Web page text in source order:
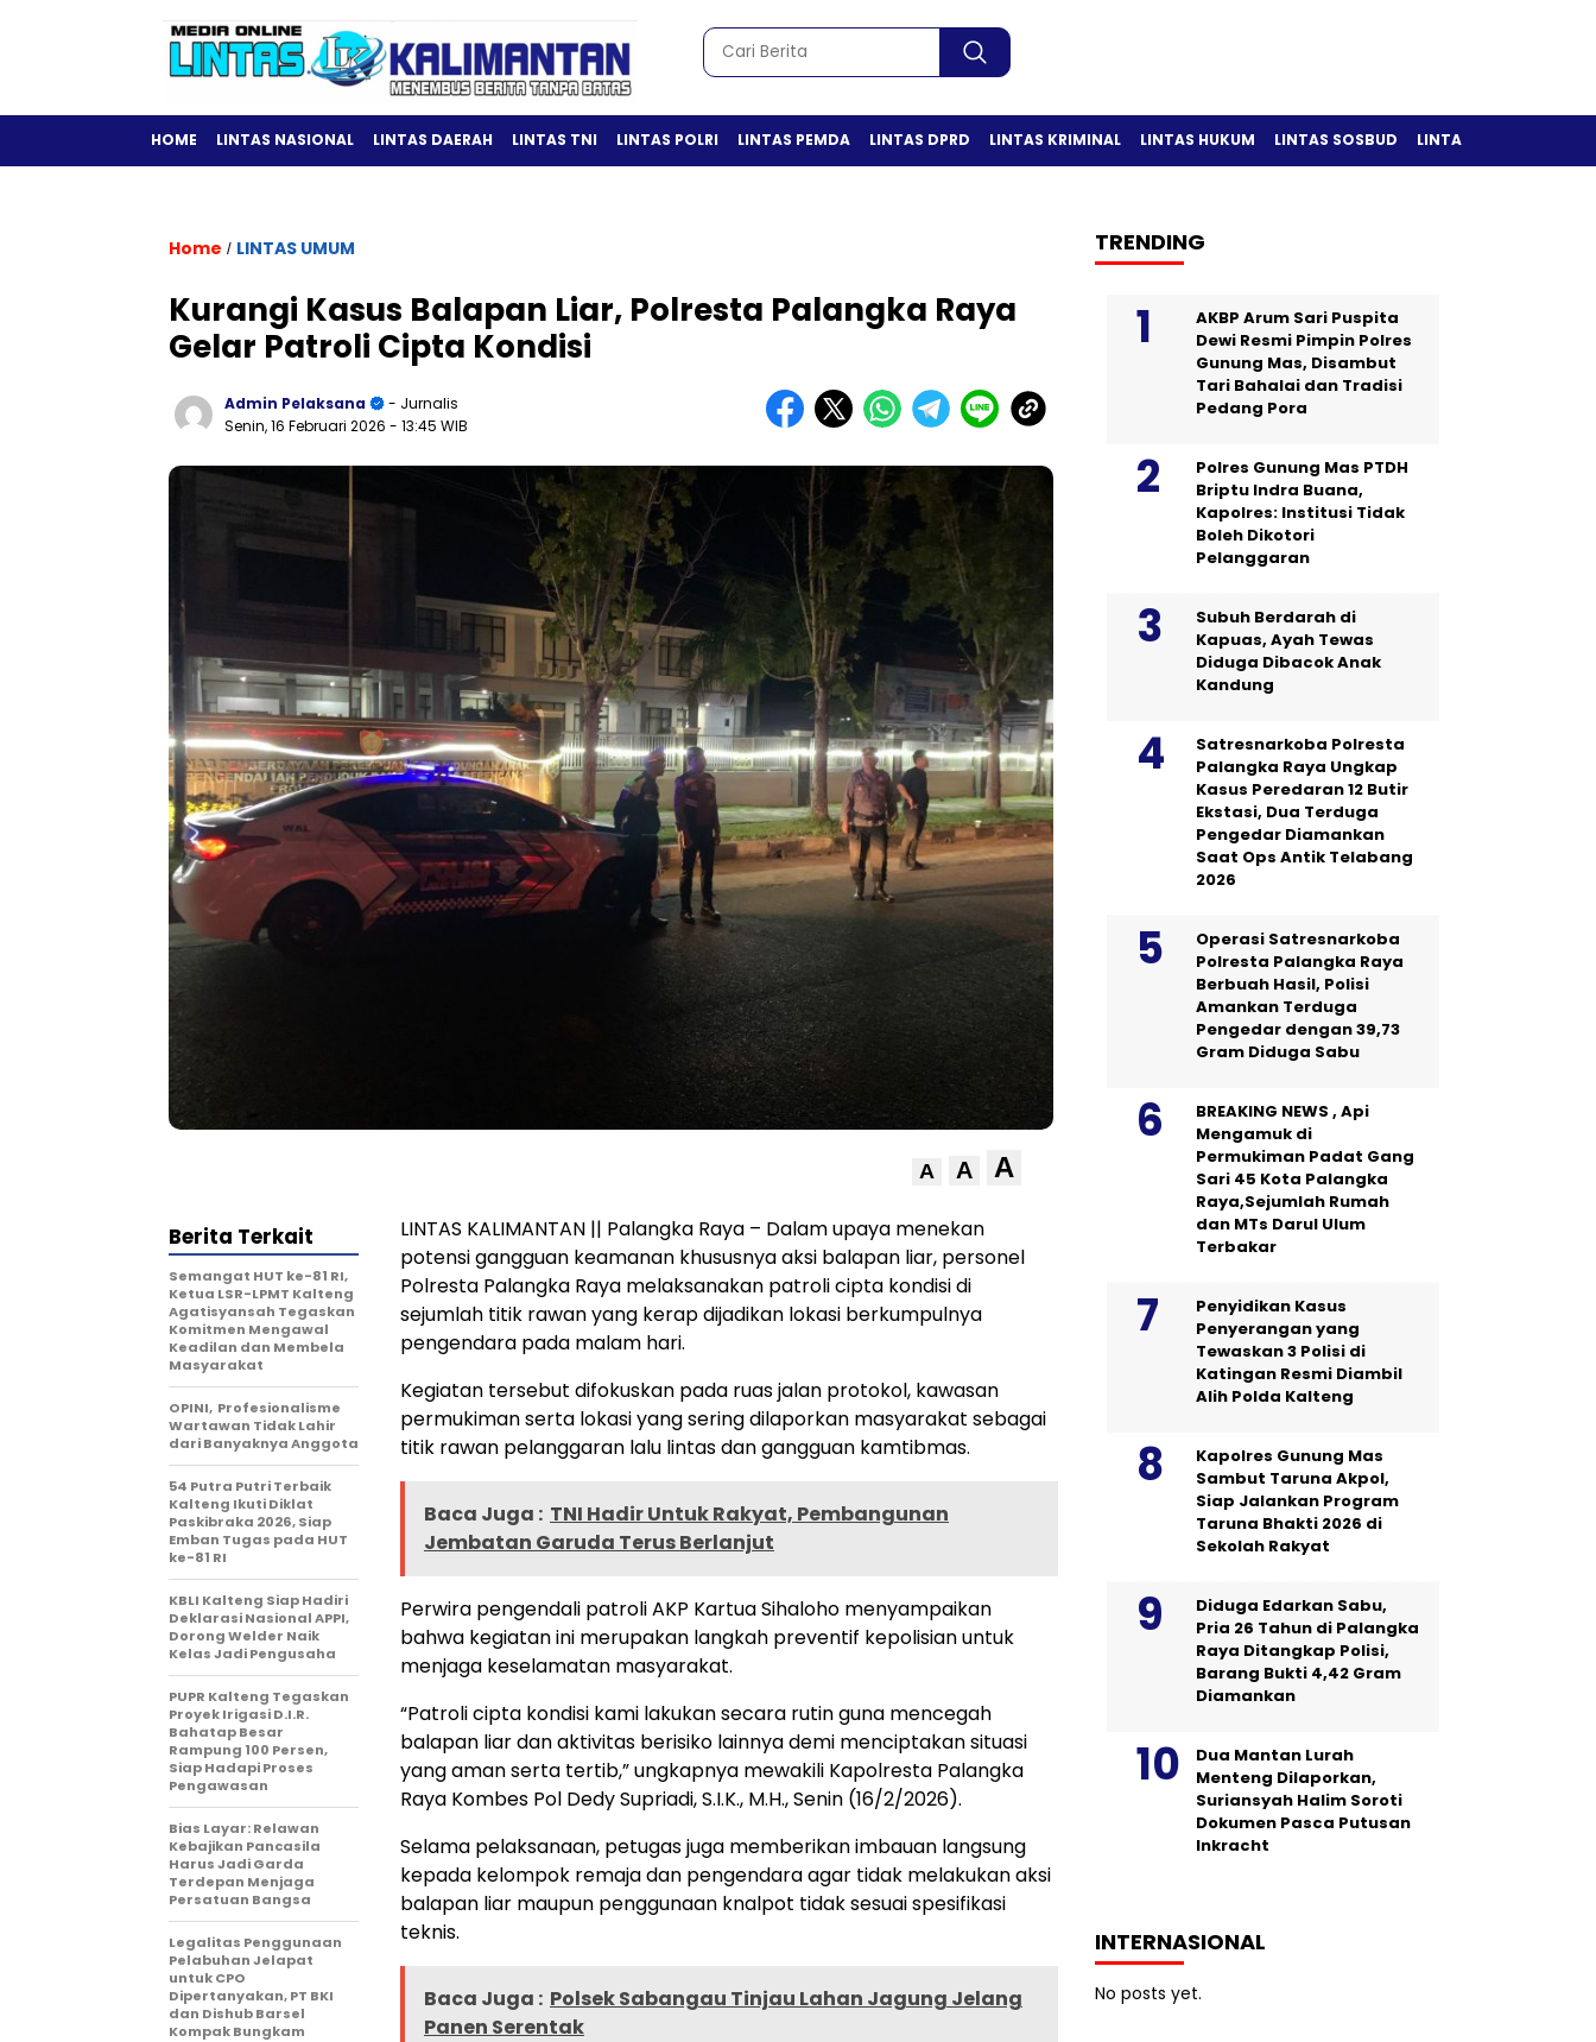
HOME LINTAS NASIONAL LINTAS DAERAH LINTAS TNI LINTAS POLRI LINTAS PEMDA LINTAS DPRD LINTAS KRIMINAL LINTAS HUKUM LINTAS SOSBUD LINTAS OLAH RAGA
Home / LINTAS UMUM
Kurangi Kasus Balapan Liar, Polresta Palangka Raya
Gelar Patroli Cipta Kondisi
Admin Pelaksana
- Jurnalis
Senin, 16 Februari 2026 - 13:45 WIB
A A A
LINTAS KALIMANTAN || Palangka Raya – Dalam upaya menekan
potensi gangguan keamanan khususnya aksi balapan liar, personel
Polresta Palangka Raya melaksanakan patroli cipta kondisi di
sejumlah titik rawan yang kerap dijadikan lokasi berkumpulnya
pengendara pada malam hari.
Kegiatan tersebut difokuskan pada ruas jalan protokol, kawasan
permukiman serta lokasi yang sering dilaporkan masyarakat sebagai
titik rawan pelanggaran lalu lintas dan gangguan kamtibmas.
Baca Juga : TNI Hadir Untuk Rakyat, Pembangunan
Jembatan Garuda Terus Berlanjut
Perwira pengendali patroli AKP Kartua Sihaloho menyampaikan
bahwa kegiatan ini merupakan langkah preventif kepolisian untuk
menjaga keselamatan masyarakat.
“Patroli cipta kondisi kami lakukan secara rutin guna mencegah
balapan liar dan aktivitas berisiko lainnya demi menciptakan situasi
yang aman serta tertib,” ungkapnya mewakili Kapolresta Palangka
Raya Kombes Pol Dedy Supriadi, S.I.K., M.H., Senin (16/2/2026).
Selama pelaksanaan, petugas juga memberikan imbauan langsung
kepada kelompok remaja dan pengendara agar tidak melakukan aksi
balapan liar maupun penggunaan knalpot tidak sesuai spesifikasi
teknis.
Baca Juga : Polsek Sabangau Tinjau Lahan Jagung Jelang
Panen Serentak
Berita Terkait
Semangat HUT ke-81 RI,
Ketua LSR-LPMT Kalteng
Agatisyansah Tegaskan
Komitmen Mengawal
Keadilan dan Membela
Masyarakat
OPINI, Profesionalisme
Wartawan Tidak Lahir
dari Banyaknya Anggota
54 Putra Putri Terbaik
Kalteng Ikuti Diklat
Paskibraka 2026, Siap
Emban Tugas pada HUT
ke-81 RI
KBLI Kalteng Siap Hadiri
Deklarasi Nasional APPI,
Dorong Welder Naik
Kelas Jadi Pengusaha
PUPR Kalteng Tegaskan
Proyek Irigasi D.I.R.
Bahatap Besar
Rampung 100 Persen,
Siap Hadapi Proses
Pengawasan
Bias Layar: Relawan
Kebajikan Pancasila
Harus Jadi Garda
Terdepan Menjaga
Persatuan Bangsa
Legalitas Penggunaan
Pelabuhan Jelapat
untuk CPO
Dipertanyakan, PT BKI
dan Dishub Barsel
Kompak Bungkam
TRENDING
AKBP Arum Sari Puspita
Dewi Resmi Pimpin Polres
Gunung Mas, Disambut
Tari Bahalai dan Tradisi
Pedang Pora
Polres Gunung Mas PTDH
Briptu Indra Buana,
Kapolres: Institusi Tidak
Boleh Dikotori
Pelanggaran
Subuh Berdarah di
Kapuas, Ayah Tewas
Diduga Dibacok Anak
Kandung
Satresnarkoba Polresta
Palangka Raya Ungkap
Kasus Peredaran 12 Butir
Ekstasi, Dua Terduga
Pengedar Diamankan
Saat Ops Antik Telabang
2026
Operasi Satresnarkoba
Polresta Palangka Raya
Berbuah Hasil, Polisi
Amankan Terduga
Pengedar dengan 39,73
Gram Diduga Sabu
BREAKING NEWS , Api
Mengamuk di
Permukiman Padat Gang
Sari 45 Kota Palangka
Raya,Sejumlah Rumah
dan MTs Darul Ulum
Terbakar
Penyidikan Kasus
Penyerangan yang
Tewaskan 3 Polisi di
Katingan Resmi Diambil
Alih Polda Kalteng
Kapolres Gunung Mas
Sambut Taruna Akpol,
Siap Jalankan Program
Taruna Bhakti 2026 di
Sekolah Rakyat
Diduga Edarkan Sabu,
Pria 26 Tahun di Palangka
Raya Ditangkap Polisi,
Barang Bukti 4,42 Gram
Diamankan
Dua Mantan Lurah
Menteng Dilaporkan,
Suriansyah Halim Soroti
Dokumen Pasca Putusan
Inkracht
INTERNASIONAL
No posts yet.